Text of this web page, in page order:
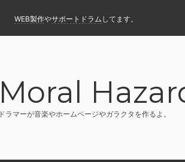
WEB製作やサポートドラム してます。
Moral
ドラマーが音楽やホームページやガラクタを作るよ。